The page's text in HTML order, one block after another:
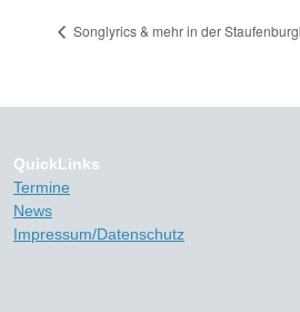
Songlyrics & mehr in der
QuickLinks
Termine
News
Impressum/Datenschutz